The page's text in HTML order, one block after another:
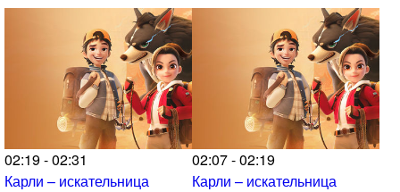
02:19 - 02:31
Карли – искательница
02:07 - 02:19
Карли – искательница